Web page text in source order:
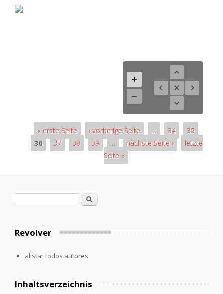
« erste Seite ‹ vorherige Seite … 34
35
36
37 38 39 … nächste Seite ›
letzte
Seite »
Formulario de búsqueda
Buscar
Revolver
alistar todos autores
Inhaltsverzeichnis